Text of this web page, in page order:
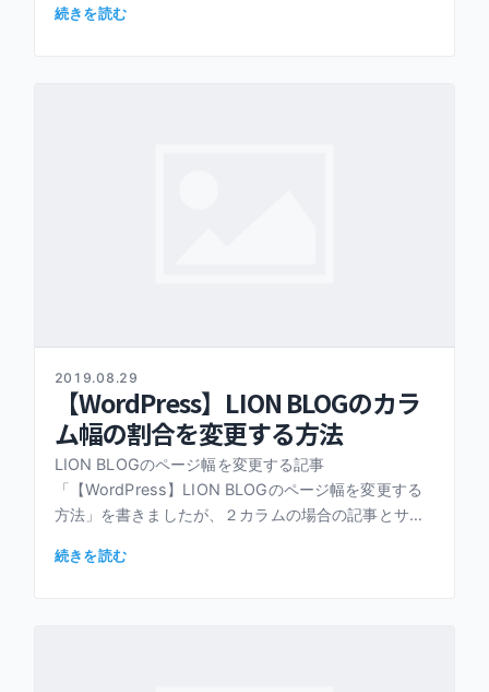
続きを読む
2019.08.29
【WordPress】LION BLOGのカラ
ム幅の割合を変更する方法
LION BLOGのページ幅を変更する記事
「【WordPress】LION BLOGのページ幅を変更する
方法」を書きましたが、２カラムの場合の記事とサイ
た。 こちらもページ幅 […]
続きを読む